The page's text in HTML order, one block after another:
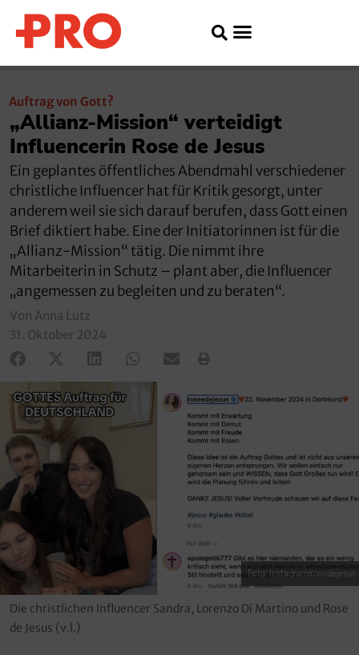
Auftrag von Gott?
„Allianz-Mission“ verteidigt
Influencerin Rose de Jesus
Ein geplantes öffentliches Abendmahl verschiedener
christliche Influencer hat für Kritik gesorgt, unter
anderem weil sie sich darauf berufen, dass Gott einen
Brief diktiert habe. Eine der Initiatorinnen ist für die
„Allianz-Mission“ tätig. Die nimmt ihre
Mitarbeiterin in Schutz – plant aber, die Influencer
„angemessen zu begleiten und zu beraten“.
Von Anna Lutz
31. Oktober 2024
Foto: Instagram/rosedejesus
Die christlichen Influencer Sandra, Lorenzo Di Martino und Rose
de Jesus (v.l.)